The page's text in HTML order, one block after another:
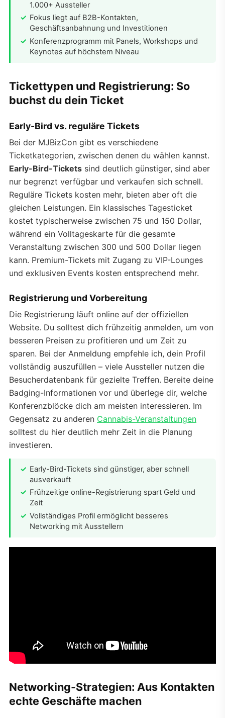
1.000+ Aussteller
Fokus liegt auf B2B-Kontakten,
Geschäftsanbahnung und Investitionen
Konferenzprogramm mit Panels, Workshops und
Keynotes auf höchstem Niveau
Tickettypen und Registrierung: So
buchst du dein Ticket
Early-Bird vs. reguläre Tickets
Bei der MJBizCon gibt es verschiedene
Ticketkategorien, zwischen denen du wählen kannst.
Early-Bird-Tickets sind deutlich günstiger, sind aber
nur begrenzt verfügbar und verkaufen sich schnell.
Reguläre Tickets kosten mehr, bieten aber oft die
gleichen Leistungen. Ein klassisches Tagesticket
kostet typischerweise zwischen 75 und 150 Dollar,
während ein Volltageskarte für die gesamte
Veranstaltung zwischen 300 und 500 Dollar liegen
kann. Premium-Tickets mit Zugang zu VIP-Lounges
und exklusiven Events kosten entsprechend mehr.
Registrierung und Vorbereitung
Die Registrierung läuft online auf der offiziellen
Website. Du solltest dich frühzeitig anmelden, um von
besseren Preisen zu profitieren und um Zeit zu
sparen. Bei der Anmeldung empfehle ich, dein Profil
vollständig auszufüllen – viele Aussteller nutzen die
Besucherdatenbank für gezielte Treffen. Bereite deine
Badging-Informationen vor und überlege dir, welche
Konferenzblöcke dich am meisten interessieren. Im
Gegensatz zu anderen Cannabis-Veranstaltungen
solltest du hier deutlich mehr Zeit in die Planung
investieren.
Early-Bird-Tickets sind günstiger, aber schnell
ausverkauft
Frühzeitige online-Registrierung spart Geld und
Zeit
Vollständiges Profil ermöglicht besseres
Networking mit Ausstellern
Networking-Strategien: Aus Kontakten
echte Geschäfte machen